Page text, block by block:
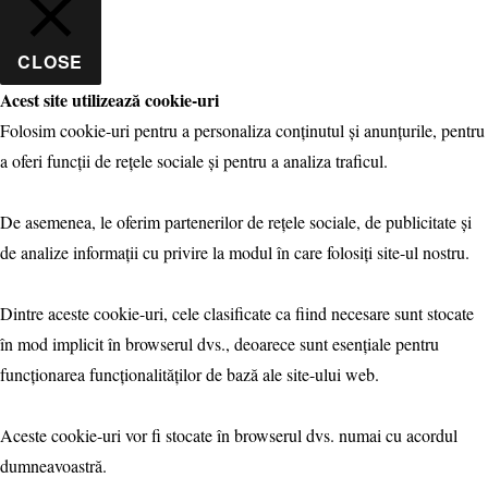
CLOSE
Acest site utilizează cookie-uri
Folosim cookie-uri pentru a personaliza conținutul și anunțurile, pentru
a oferi funcții de rețele sociale și pentru a analiza traficul.
De asemenea, le oferim partenerilor de rețele sociale, de publicitate și
de analize informații cu privire la modul în care folosiți site-ul nostru.
Dintre aceste cookie-uri, cele clasificate ca fiind necesare sunt stocate
în mod implicit în browserul dvs., deoarece sunt esențiale pentru
funcționarea funcționalităților de bază ale site-ului web.
Aceste cookie-uri vor fi stocate în browserul dvs. numai cu acordul
dumneavoastră.